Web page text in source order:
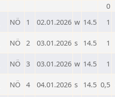
0
NÖ 1 02.01.2026 w 14.5 1
NÖ 2 03.01.2026 s 14.5 1
NÖ 3 03.01.2026 w 14.5 1
NÖ 4 04.01.2026 s 14.5 0,5